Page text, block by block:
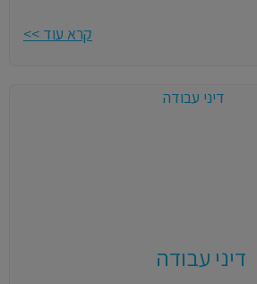
קרא עוד >>
דיני עבודה